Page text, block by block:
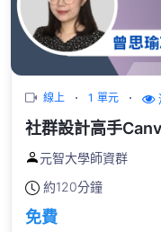
線上 1 單元
社群設計高手
元智大學師資群
約120分鐘
免費